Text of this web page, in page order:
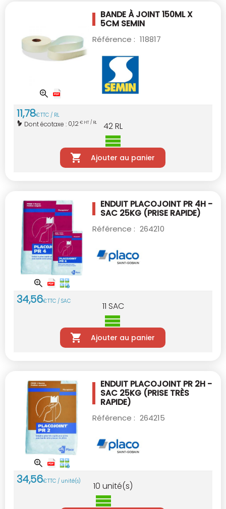
BANDE À JOINT 150ML X
5CM SEMIN
Référence : 118817
11,78€TTC / RL
Dont écotaxe : 0,12€ HT / RL 42RL
Ajouter au panier
ENDUIT PLACOJOINT PR 4H -
SAC 25KG (PRISE RAPIDE)
Référence : 264210
34,56€TTC / SAC 11 SAC
Ajouter au panier
ENDUIT PLACOJOINT PR 2H -
SAC 25KG (PRISE TRÈS
RAPIDE)
Référence : 264215
34,56€TTC / unité(s) 10 unité(s)